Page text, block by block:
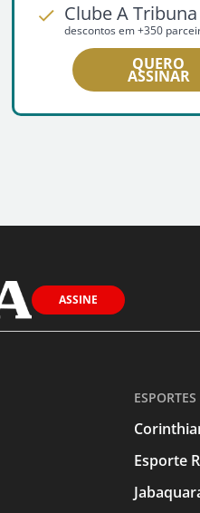
Clube A Tribuna
descontos em +350
QUERO
ASSINAR
ASSINE
ESPORTES
Esporte